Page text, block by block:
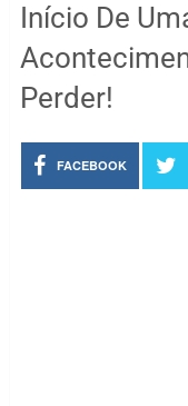
Início De
Perder!
FACEBOOK